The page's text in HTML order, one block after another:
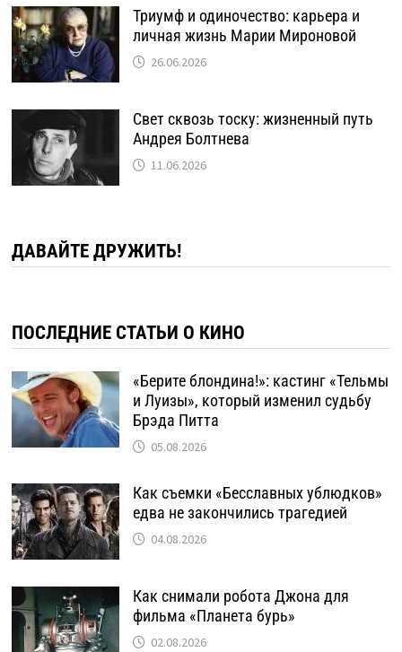
Триумф и одиночество: карьера и
личная жизнь Марии Мироновой
26.06.2026
Свет сквозь тоску: жизненный путь
Андрея Болтнева
11.06.2026
ДАВАЙТЕ ДРУЖИТЬ!
ПОСЛЕДНИЕ СТАТЬИ О КИНО
«Берите блондина!»: кастинг «Тельмы
и Луизы», который изменил судьбу
Брэда Питта
05.08.2026
Как съемки «Бесславных ублюдков»
едва не закончились трагедией
04.08.2026
Как снимали робота Джона для
фильма «Планета бурь»
02.08.2026